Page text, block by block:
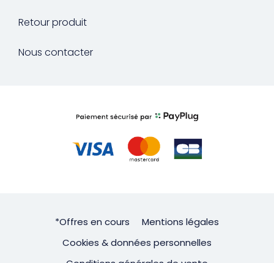
Retour produit
Nous contacter
*Offres en cours
Mentions légales
Cookies & données personnelles